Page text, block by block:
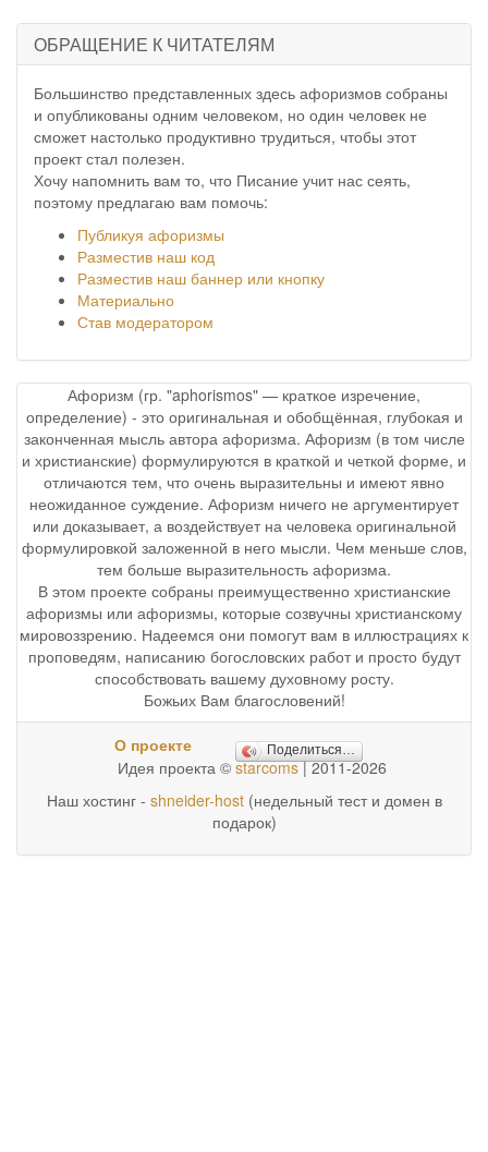
ОБРАЩЕНИЕ К ЧИТАТЕЛЯМ
Большинство представленных здесь афоризмов собраны
и опубликованы одним человеком, но один человек не
сможет настолько продуктивно трудиться, чтобы этот
проект стал полезен.
Хочу напомнить вам то, что Писание учит нас сеять,
поэтому предлагаю вам помочь:
Публикуя афоризмы
Разместив наш код
Разместив наш баннер или кнопку
Материально
Став модератором
Афоризм (гр. "aphorismos" — краткое изречение,
определение) - это оригинальная и обобщённая, глубокая и
законченная мысль автора афоризма. Афоризм (в том числе
и христианские) формулируются в краткой и четкой форме, и
отличаются тем, что очень выразительны и имеют явно
неожиданное суждение. Афоризм ничего не аргументирует
или доказывает, а воздействует на человека оригинальной
формулировкой заложенной в него мысли. Чем меньше слов,
тем больше выразительность афоризма.
В этом проекте собраны преимущественно христианские
афоризмы или афоризмы, которые созвучны христианскому
мировоззрению. Надеемся они помогут вам в иллюстрациях к
проповедям, написанию богословских работ и просто будут
способствовать вашему духовному росту.
Божьих Вам благословений!
О проекте Поделиться…
Идея проекта © starcoms| 2011-2026
Наш хостинг - shneider-host(недельный тест и домен в
подарок)